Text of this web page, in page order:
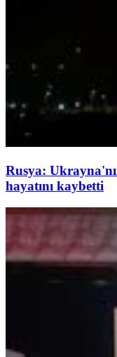
Rusya:
hayatını kaybetti